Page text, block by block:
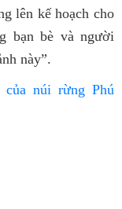
lên kế hoạch cho
bạn bè và người
này”.
của núi rừng Phú